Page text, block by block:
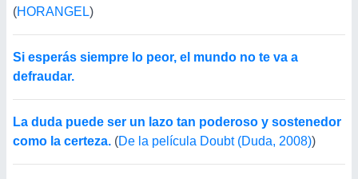
(HORANGEL)
Si esperás siempre lo peor, el mundo no te va a
defraudar.
La duda puede ser un lazo tan poderoso y sostenedor
como la certeza. (De la película Doubt (Duda, 2008))